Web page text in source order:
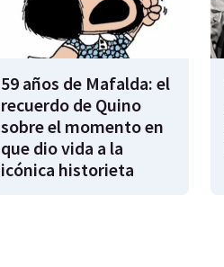
59 años de Mafalda: el
recuerdo de Quino
sobre el momento en
que dio vida a la
icónica historieta